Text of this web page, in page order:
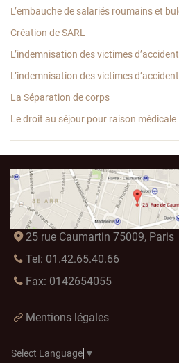
L’embauche de salariés roumains et
Création de SARL
L’indemnisation des victimes
L’indemnisation des victimes
La Séparation de corps
Le droit au séjour pour raison médicale
25 rue Caumartin 75009, Paris
Tel: 01.42.65.40.66
Fax: 0142654055
Mentions légales
Select Language ▼